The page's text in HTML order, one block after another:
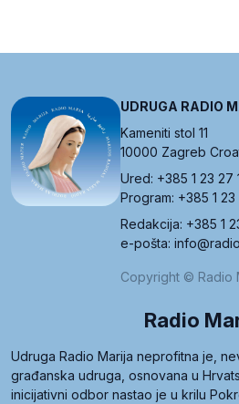
UDRUGA RADIO
Kameniti stol 11
10000 Zagreb
Ured: +385 1 23 27
Program: +385 1
Redakcija: +385 1
e-pošta:
Copyright © Radio
Radio
Udruga Radio Marija neprofitna je,
građanska udruga, osnovana u
inicijativni odbor nastao je u krilu